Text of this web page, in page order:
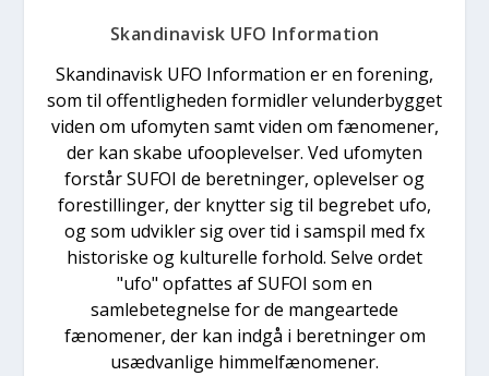
Skandinavisk UFO Information
Skandinavisk UFO Information er en forening,
som til offentligheden formidler velunderbygget
viden om ufomyten samt viden om fænomener,
der kan skabe ufooplevelser. Ved ufomyten
forstår SUFOI de beretninger, oplevelser og
forestillinger, der knytter sig til begrebet ufo,
og som udvikler sig over tid i samspil med fx
historiske og kulturelle forhold. Selve ordet
"ufo" opfattes af SUFOI som en
samlebetegnelse for de mangeartede
fænomener, der kan indgå i beretninger om
usædvanlige himmelfænomener.